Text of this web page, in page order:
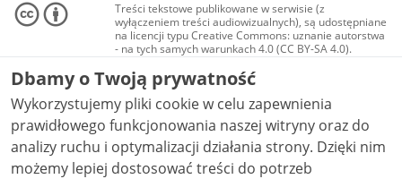
Treści tekstowe publikowane w serwisie (z
wyłączeniem treści audiowizualnych), są udostępniane
na licencji typu Creative Commons: uznanie autorstwa
- na tych samych warunkach 4.0 (CC BY-SA 4.0).
Materiały audiowizualne, w tym zdjęcia, materiały
audio i wideo, są udostępniane na licencji typu
Creative Commons: uznanie autorstwa użycie
niekomercyjne - bez utworów zależnych 4.0 (CC BY-
NC-ND 4.0), o ile nie jest to stwierdzone inaczej.
Dbamy o Twoją prywatność
Wykorzystujemy pliki cookie w celu zapewnienia
prawidłowego funkcjonowania naszej witryny oraz do
analizy ruchu i optymalizacji działania strony. Dzięki nim
możemy lepiej dostosować treści do potrzeb